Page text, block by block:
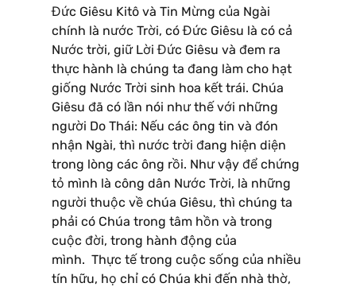
Đức Giêsu Kitô và Tin Mừng của Ngài
chính là nước Trời, có Đức Giêsu là có cả
Nước trời, giữ Lời Đức Giêsu và đem ra
thực hành là chúng ta đang làm cho hạt
giống Nước Trời sinh hoa kết trái. Chúa
Giêsu đã có lần nói như thế với những
người Do Thái: Nếu các ông tin và đón
nhận Ngài, thì nước trời đang hiện diện
trong lòng các ông rồi. Như vậy để chứng
tỏ mình là công dân Nước Trời, là những
người thuộc về chúa Giêsu, thì chúng ta
phải có Chúa trong tâm hồn và trong
cuộc đời, trong hành động của
mình. Thực tế trong cuộc sống của nhiều
tín hữu, họ chỉ có Chúa khi đến nhà thờ,